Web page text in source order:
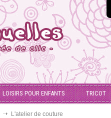
LOISIRS POUR ENFANTS TRICOT
L'atelier de couture